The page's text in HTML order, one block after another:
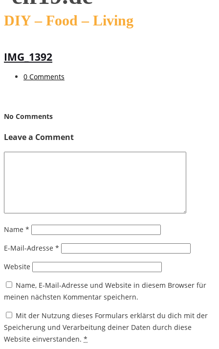
DIY – Food – Living
IMG_1392
0 Comments
No Comments
Leave a Comment
Name *
E-Mail-Adresse *
Website
Name, E-Mail-Adresse und Website in diesem Browser für
meinen nächsten Kommentar speichern.
Mit der Nutzung dieses Formulars erklärst du dich mit der
Speicherung und Verarbeitung deiner Daten durch diese
Website einverstanden. *